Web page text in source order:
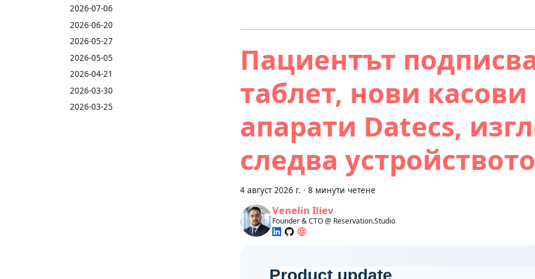
2026-07-06
2026-06-20
2026-05-27
2026-05-05
2026-04-21
2026-03-30
2026-03-25
Пациентът
таблет, нови касови
апарати Datecs,
следва устройството
4 август 2026 г. · 8 минути четене
Venelin Iliev
Founder & CTO @ Reservation.Studio